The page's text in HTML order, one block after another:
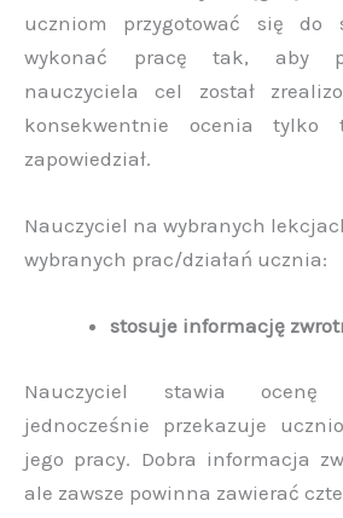
uczniom przygotować się do
wykonać pracę tak, aby
nauczyciela cel został
konsekwentnie ocenia tylko
zapowiedział.
Nauczyciel na wybranych
wybranych prac/działań ucznia:
stosuje informację
Nauczyciel stawia ocenę
jednocześnie przekazuje
jego pracy. Dobra informacja
ale zawsze powinna zawierać